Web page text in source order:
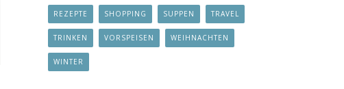
REZEPTE SHOPPING SUPPEN TRAVEL
TRINKEN VORSPEISEN WEIHNACHTEN
WINTER